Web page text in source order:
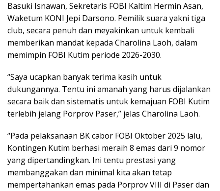
Basuki Isnawan, Sekretaris FOBI Kaltim Hermin Asan,
Waketum KONI Jepi Darsono. Pemilik suara yakni tiga
club, secara penuh dan meyakinkan untuk kembali
memberikan mandat kepada Charolina Laoh, dalam
memimpin FOBI Kutim periode 2026-2030.
“Saya ucapkan banyak terima kasih untuk
dukungannya. Tentu ini amanah yang harus dijalankan
secara baik dan sistematis untuk kemajuan FOBI Kutim
terlebih jelang Porprov Paser,” jelas Charolina Laoh.
“Pada pelaksanaan BK cabor FOBI Oktober 2025 lalu,
Kontingen Kutim berhasi meraih 8 emas dari 9 nomor
yang dipertandingkan. Ini tentu prestasi yang
membanggakan dan minimal kita akan tetap
mempertahankan emas pada Porprov VIII di Paser dan